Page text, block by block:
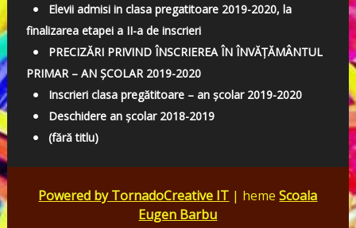
Elevii admisi in clasa pregatitoare 2019-2020, la
finalizarea etapei a II-a de inscrieri
PRECIZĂRI PRIVIND ÎNSCRIEREA ÎN ÎNVĂȚĂMÂNTUL
PRIMAR – AN ȘCOLAR 2019-2020
Inscrieri clasa pregătitoare – an școlar 2019-2020
Deschidere an școlar 2018-2019
(fără titlu)
Powered by TornadoCreative IT | hemeScoala
Eugen Barbu